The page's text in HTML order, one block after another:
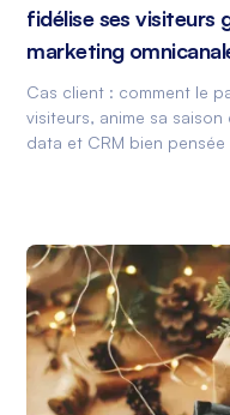
fidélise ses visiteurs
marketing
Cas client : comment le
visiteurs, anime sa
data et CRM bien pensée